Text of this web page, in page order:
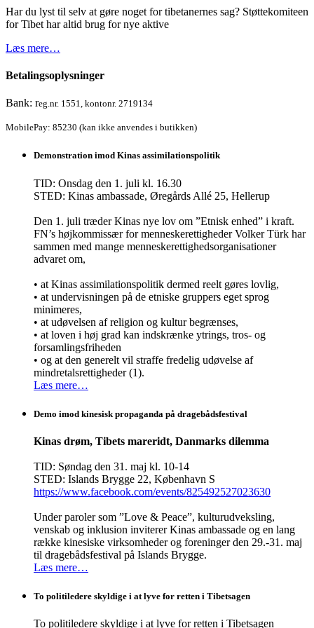
Har du lyst til selv at gøre noget for tibetanernes sag? Støttekomiteen
for Tibet har altid brug for nye aktive
Læs mere…
Betalingsoplysninger
Bank: reg.nr. 1551, kontonr. 2719134
MobilePay: 85230 (kan ikke anvendes i butikken)
Demonstration imod Kinas assimilationspolitik
TID: Onsdag den 1. juli kl. 16.30
STED: Kinas ambassade, Øregårds Allé 25, Hellerup
Den 1. juli træder Kinas nye lov om ”Etnisk enhed” i kraft.
FN’s højkommissær for menneskerettigheder Volker Türk har
sammen med mange menneskerettighedsorganisationer
advaret om,
• at Kinas assimilationspolitik dermed reelt gøres lovlig,
• at undervisningen på de etniske gruppers eget sprog
minimeres,
• at udøvelsen af religion og kultur begrænses,
• at loven i høj grad kan indskrænke ytrings, tros- og
forsamlingsfriheden
• og at den generelt vil straffe fredelig udøvelse af
mindretalsrettigheder (1).
Læs mere…
Demo imod kinesisk propaganda på dragebådsfestival
Kinas drøm, Tibets mareridt, Danmarks dilemma
TID: Søndag den 31. maj kl. 10-14
STED: Islands Brygge 22, København S
https://www.facebook.com/events/825492527023630
Under paroler som ”Love & Peace”, kulturudveksling,
venskab og inklusion inviterer Kinas ambassade og en lang
række kinesiske virksomheder og foreninger den 29.-31. maj
til dragebådsfestival på Islands Brygge.
Læs mere…
To politiledere skyldige i at lyve for retten i Tibetsagen
To politiledere skyldige i at lyve for retten i Tibetsagen